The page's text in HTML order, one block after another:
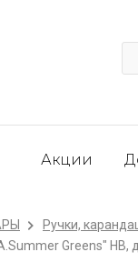
Акции
Ручки,
Greens" HB,